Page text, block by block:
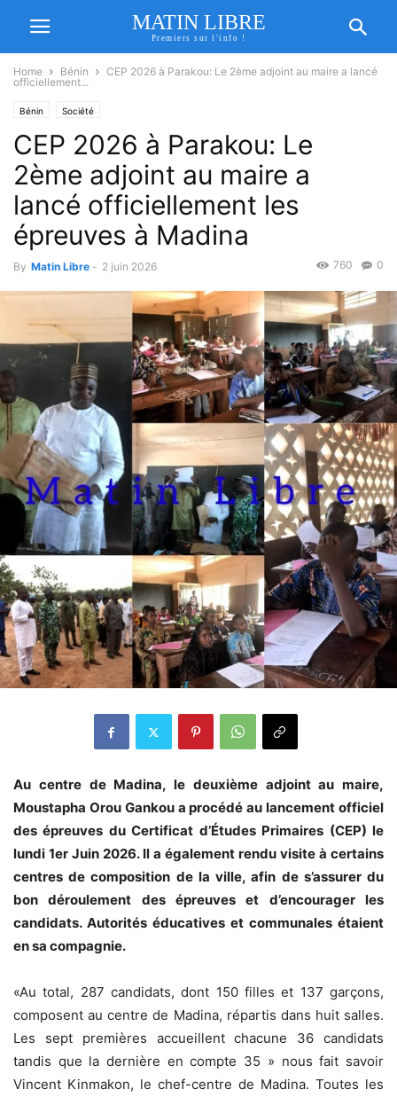
MATIN LIBRE
Premiers sur l'info !
Home Bénin
CEP 2026 à Parakou: Le 2ème adjoint au maire a lancé
officiellement...
Bénin Société
CEP 2026 à Parakou: Le
2ème adjoint au maire a
lancé officiellement les
épreuves à Madina
By Matin Libre - 2 juin 2026 0
760
Au centre de Madina, le deuxième adjoint au maire,
Moustapha Orou Gankou a procédé au lancement officiel
des épreuves du Certificat d’Études Primaires (CEP) le
lundi 1er Juin 2026. Il a également rendu visite à certains
centres de composition de la ville, afin de s’assurer du
bon déroulement des épreuves et d’encourager les
candidats. Autorités éducatives et communales étaient
en sa compagnie.
«Au total, 287 candidats, dont 150 filles et 137 garçons,
composent au centre de Madina, répartis dans huit salles.
Les sept premières accueillent chacune 36 candidats
tandis que la dernière en compte 35 » nous fait savoir
Vincent Kinmakon, le chef-centre de Madina. Toutes les